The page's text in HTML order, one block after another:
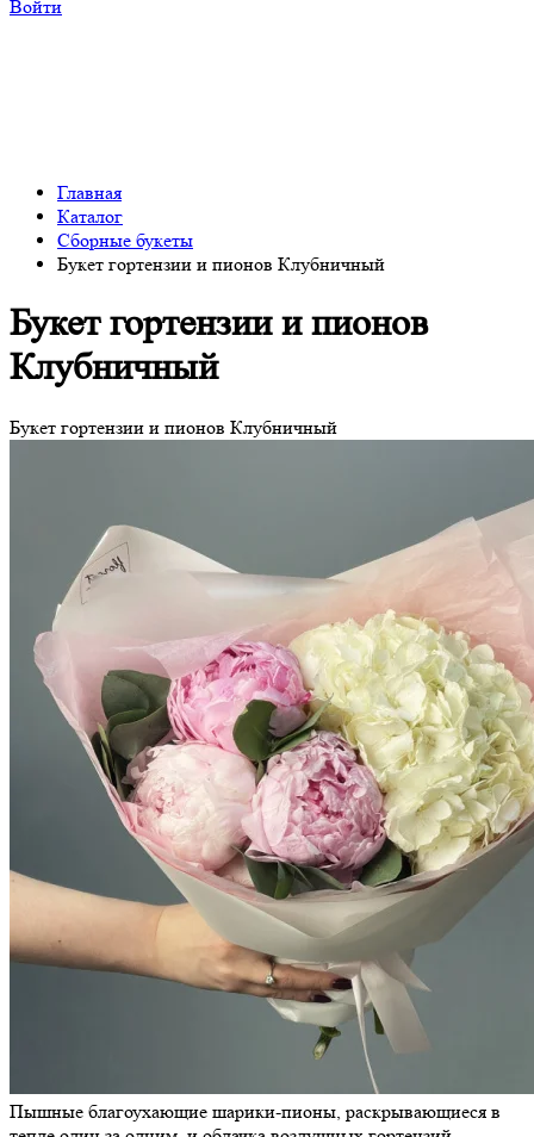
Войти
Главная
Каталог
Сборные букеты
Букет гортензии и пионов Клубничный
Букет гортензии и пионов
Клубничный
Букет гортензии и пионов Клубничный
Пышные благоухающие шарики-пионы, раскрывающиеся в